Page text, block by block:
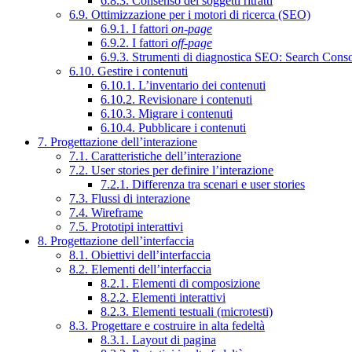
6.9. Ottimizzazione per i motori di ricerca (SEO)
6.9.1. I fattori on-page
6.9.2. I fattori off-page
6.9.3. Strumenti di diagnostica SEO: Search
6.10. Gestire i contenuti
6.10.1. L’inventario dei contenuti
6.10.2. Revisionare i contenuti
6.10.3. Migrare i contenuti
6.10.4. Pubblicare i contenuti
7. Progettazione dell’interazione
7.1. Caratteristiche dell’interazione
7.2. User stories per definire l’interazione
7.2.1. Differenza tra scenari e user stories
7.3. Flussi di interazione
7.4. Wireframe
7.5. Prototipi interattivi
8. Progettazione dell’interfaccia
8.1. Obiettivi dell’interfaccia
8.2. Elementi dell’interfaccia
8.2.1. Elementi di composizione
8.2.2. Elementi interattivi
8.2.3. Elementi testuali (microtesti)
8.3. Progettare e costruire in alta fedeltà
8.3.1. Layout di pagina